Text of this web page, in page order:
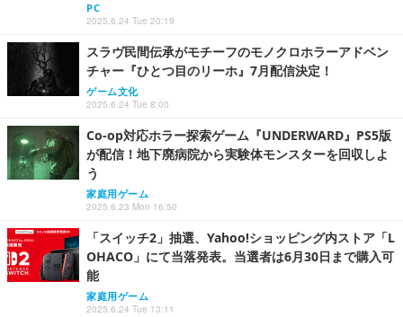
PC
2025.6.24 Tue 20:19
スラヴ民間伝承がモチーフのモノクロホラーアドベン
チャー『ひとつ目のリーホ』7月配信決定！
ゲーム文化
2025.6.24 Tue 8:00
Co-op対応ホラー探索ゲーム『UNDERWARD』PS5版
が配信！地下廃病院から実験体モンスターを回収しよ
う
家庭用ゲーム
2025.6.23 Mon 16:50
「スイッチ2」抽選、Yahoo!ショッピング内ストア「L
OHACO」にて当落発表。当選者は6月30日まで購入可
能
家庭用ゲーム
2025.6.24 Tue 13:11